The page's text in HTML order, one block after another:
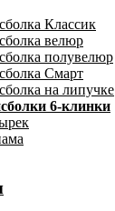
Классик
велюр
полувелюр
Смарт
на липучке
6-клинки